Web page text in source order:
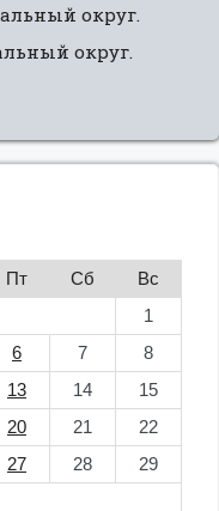
округ.
округ.
Пт Сб
Вс
1
6 7
8
13 14
15
20 21
22
27 28
29